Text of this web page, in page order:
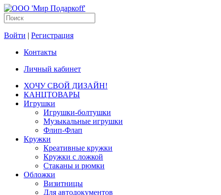
Войти | Регистрация
Контакты
Личный кабинет
ХОЧУ СВОЙ ДИЗАЙН!
КАНЦТОВАРЫ
Игрушки
Игрушки-болтушки
Музыкальные игрушки
Флип-Флап
Кружки
Креативные кружки
Кружки с ложкой
Стаканы и рюмки
Обложки
Визитницы
Для автодокументов